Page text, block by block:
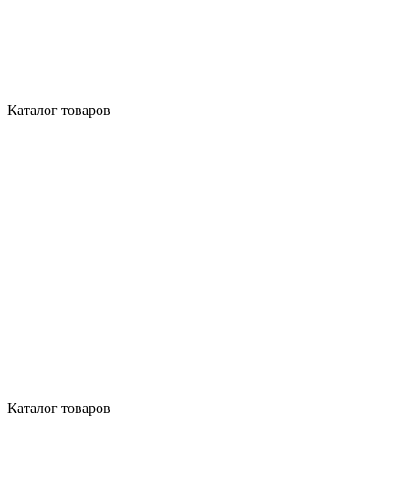
Каталог товаров
Каталог товаров